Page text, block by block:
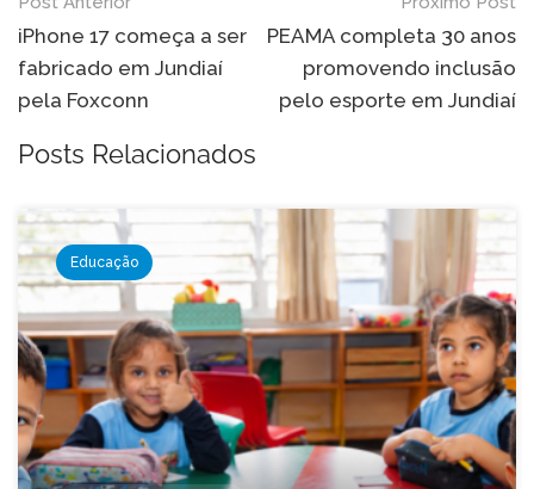
de
Post
iPhone 17 começa a ser
fabricado em Jundiaí
pela Foxconn
PEAMA completa 30 anos
promovendo inclusão
pelo esporte em Jundiaí
Posts Relacionados
Educação